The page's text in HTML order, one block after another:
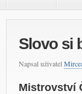
Slovo si
Napsal uživatel
Mistrovství